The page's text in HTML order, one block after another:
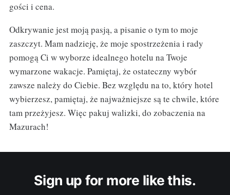
gości i cena.
Odkrywanie jest moją pasją, a pisanie o tym to moje
zaszczyt. Mam nadzieję, że moje spostrzeżenia i rady
pomogą Ci w wyborze idealnego hotelu na Twoje
wymarzone wakacje. Pamiętaj, że ostateczny wybór
zawsze należy do Ciebie. Bez względu na to, który hotel
wybierzesz, pamiętaj, że najważniejsze są te chwile, które
tam przeżyjesz. Więc pakuj walizki, do zobaczenia na
Mazurach!
Sign up for more like this.